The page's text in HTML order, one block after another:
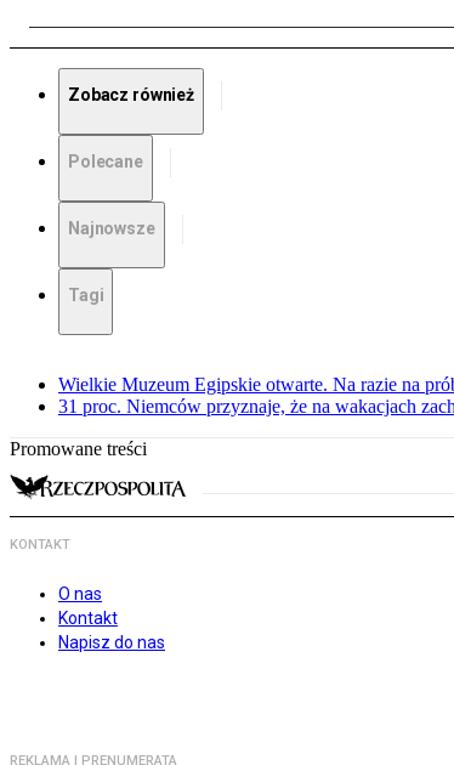
Zobacz również
Polecane
Najnowsze
Tagi
Wielkie Muzeum Egipskie otwarte. Na razie na
31 proc. Niemców przyznaje, że na wakacjach
Promowane treści
KONTAKT
O nas
Kontakt
Napisz do nas
REKLAMA I PRENUMERATA